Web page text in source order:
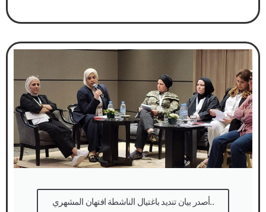
أصدر بيان تنديد باغتيال الناشطة افتهان المشهري..